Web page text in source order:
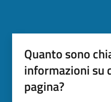
Quanto sono
informazioni su
pagina?